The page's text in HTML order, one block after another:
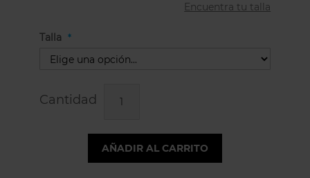
Encuentra tu talla
Talla
Cantidad
AÑADIR AL CARRITO